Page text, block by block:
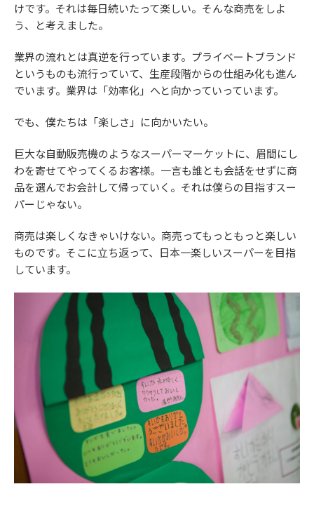
けです。それは毎日続いたって楽しい。そんな商売をしよ
う、と考えました。
業界の流れとは真逆を行っています。プライベートブランド
というものも流行っていて、生産段階からの仕組み化も進ん
でいます。業界は「効率化」へと向かっていっています。
でも、僕たちは「楽しさ」に向かいたい。
巨大な自動販売機のようなスーパーマーケットに、眉間にし
わを寄せてやってくるお客様。一言も誰とも会話をせずに商
品を選んでお会計して帰っていく。それは僕らの目指すスー
パーじゃない。
商売は楽しくなきゃいけない。商売ってもっともっと楽しい
ものです。そこに立ち返って、日本一楽しいスーパーを目指
しています。